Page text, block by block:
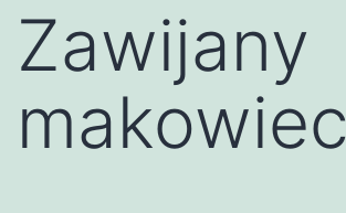
Zawijany
makowiec